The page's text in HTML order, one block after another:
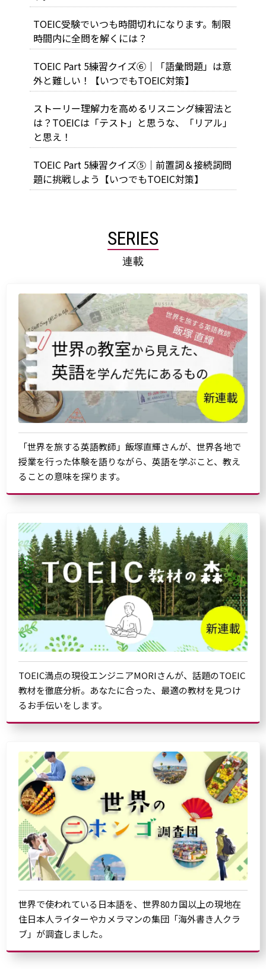
TOEIC受験でいつも時間切れになります。制限
時間内に全問を解くには？
TOEIC Part 5練習クイズ⑥｜「語彙問題」は意
外と難しい！【いつでもTOEIC対策】
ストーリー理解力を高めるリスニング練習法と
は？TOEICは「テスト」と思うな、「リアル」
と思え！
TOEIC Part 5練習クイズ⑤｜前置詞＆接続詞問
題に挑戦しよう【いつでもTOEIC対策】
SERIES
連載
「世界を旅する英語教師」飯塚直輝さんが、世界各地で
授業を行った体験を語りながら、英語を学ぶこと、教え
ることの意味を探ります。
TOEIC満点の現役エンジニアMORIさんが、話題のTOEIC
教材を徹底分析。あなたに合った、最適の教材を見つけ
るお手伝いをします。
世界で使われている日本語を、世界80カ国以上の現地在
住日本人ライターやカメラマンの集団「海外書き人クラ
ブ」が調査しました。